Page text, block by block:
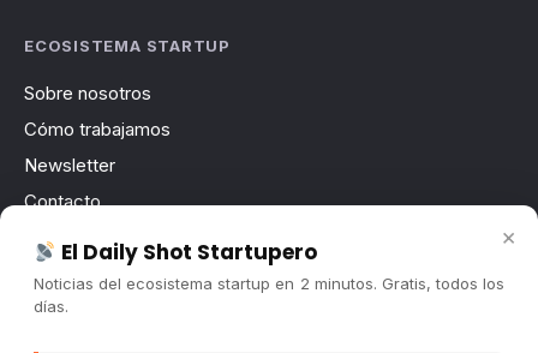
ECOSISTEMA STARTUP
Sobre nosotros
Cómo trabajamos
Newsletter
Contacto
Publicidad
Convocatorias
×
El Daily Shot Startupero
Noticias del ecosistema startup en 2 minutos. Gratis, todos los
días.